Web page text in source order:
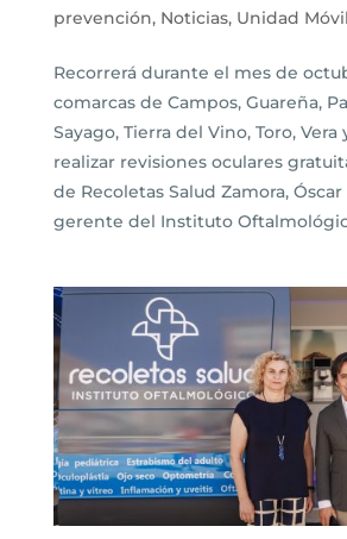
prevención, Noticias, Unidad Móvil
Recorrerá durante el mes de
comarcas de Campos, Guareña,
Sayago, Tierra del Vino, Toro, Vera
realizar revisiones oculares
de Recoletas Salud Zamora,
gerente del Instituto